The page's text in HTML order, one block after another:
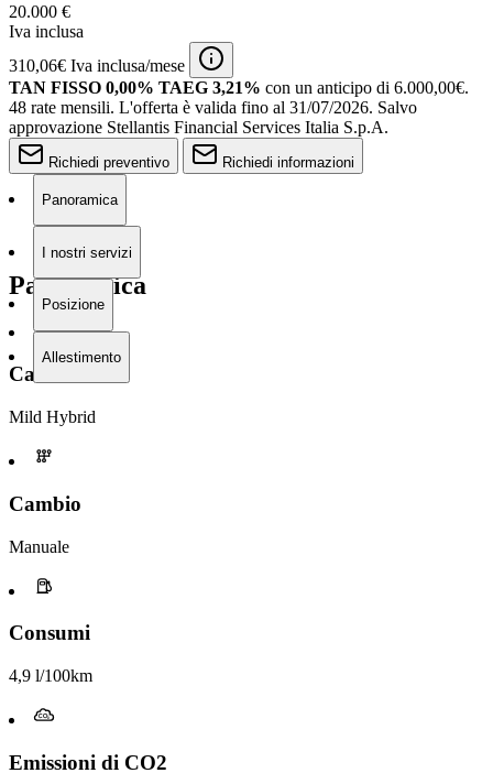
20.000 €
Iva inclusa
310,06€ Iva inclusa/mese
TAN FISSO 0,00% TAEG 3,21% con un anticipo di 6.000,00€.
48 rate mensili. L'offerta è valida fino al 31/07/2026. Salvo
approvazione Stellantis Financial Services Italia S.p.A.
Richiedi preventivo Richiedi informazioni
Panoramica
I nostri servizi
Posizione
Allestimento
Panoramica
Carburante
Mild Hybrid
Cambio
Manuale
Consumi
4,9 l/100km
Emissioni di CO2